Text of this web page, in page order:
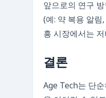
앞으로의 연구
(예: 약 복용 알
흥 시장에서는
결론
Age Tech는 단